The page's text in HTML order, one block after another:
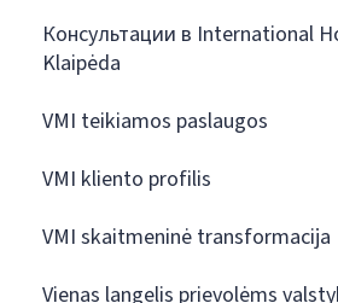
Консультации в International
Klaipėda
VMI teikiamos paslaugos
VMI kliento profilis
VMI skaitmeninė transformacija
Vienas langelis prievolėms